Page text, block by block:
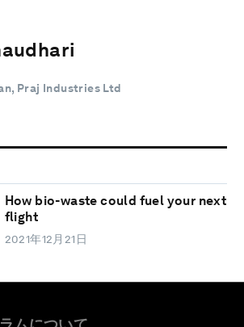
Praj Industries Ltd
How bio-waste could fuel your next
flight
2021年12月21日